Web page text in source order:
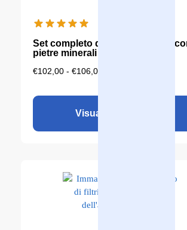
Set completo di Aqualine Neos
pietre minerali
€102,00 - €106,00
Visualizza il prodotto